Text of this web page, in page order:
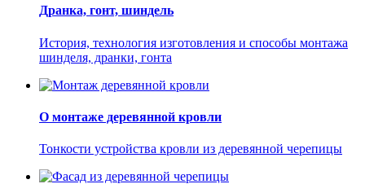
Дранка, гонт, шиндель
История, технология изготовления и способы монтажа
шинделя, дранки, гонта
О монтаже деревянной кровли
Тонкости устройства кровли из деревянной черепицы